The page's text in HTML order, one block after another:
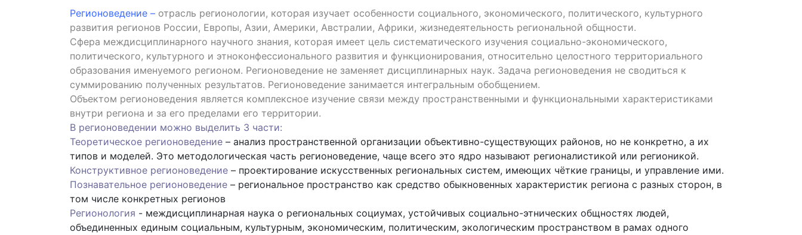
Регионоведение – отрасль регионологии, которая изучает особенности социального, экономического, политического, культурного
развития регионов России, Европы, Азии, Америки, Австралии, Африки, жизнедеятельность региональной общности.
Сфера междисциплинарного научного знания, которая имеет цель систематического изучения социально-экономического,
политического, культурного и этноконфессионального развития и функционирования, относительно целостного территориального
образования именуемого регионом. Регионоведение не заменяет дисциплинарных наук. Задача регионоведения не сводиться к
суммированию полученных результатов. Регионоведение занимается интегральным обобщением.
Объектом регионоведения является комплексное изучение связи между пространственными и функциональными характеристиками
внутри региона и за его пределами его территории.
В регионоведении можно выделить 3 части:
Теоретическое регионоведение – анализ пространственной организации объективно-существующих районов, но не конкретно, а их
типов и моделей. Это методологическая часть регионоведение, чаще всего это ядро называют регионалистикой или регионикой.
Конструктивное регионоведение – проектирование искусственных региональных систем, имеющих чёткие границы, и управление ими.
Познавательное регионоведение – региональное пространство как средство обыкновенных характеристик региона с разных сторон, в
том числе конкретных регионов
Регионология - междисциплинарная наука о региональных социумах, устойчивых социально-этнических общностях людей,
объединенных единым социальным, культурным, экономическим, политическим, экологическим пространством в рамах одного